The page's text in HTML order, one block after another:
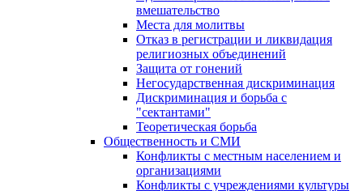
вмешательство
Места для молитвы
Отказ в регистрации и ликвидация
религиозных объединений
Защита от гонений
Негосударственная дискриминация
Дискриминация и борьба с
"сектантами"
Теоретическая борьба
Общественность и СМИ
Конфликты с местным населением и
организациями
Конфликты с учреждениями культуры